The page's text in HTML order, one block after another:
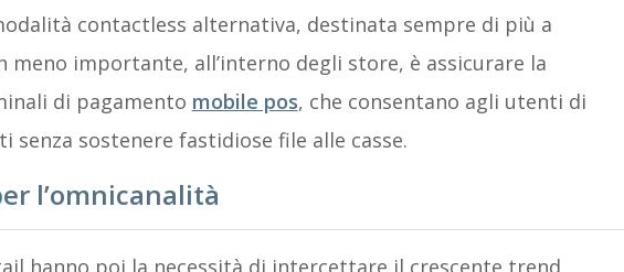
contactless alternativa, destinata sempre di più a
meno importante, all’interno degli store, è assicurare la
di pagamento mobile pos, che consentano agli utenti di
senza sostenere fastidiose file alle casse.
l’omnicanalità
hanno poi la necessità di intercettare il crescente trend